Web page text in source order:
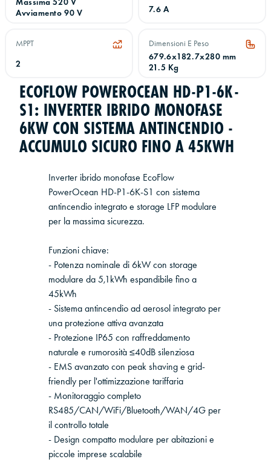
Massima 520 V
Avviamento 90 V
7.6 A
MPPT
2
Dimensioni E Peso
679.6x182.7x280 mm
21.5 Kg
ECOFLOW POWEROCEAN HD-P1-6K-
S1: INVERTER IBRIDO MONOFASE
6KW CON SISTEMA ANTINCENDIO -
ACCUMULO SICURO FINO A 45KWH
Inverter ibrido monofase EcoFlow
PowerOcean HD-P1-6K-S1 con sistema
antincendio integrato e storage LFP modulare
per la massima sicurezza.
Funzioni chiave:
- Potenza nominale di 6kW con storage
modulare da 5,1kWh espandibile fino a
45kWh
- Sistema antincendio ad aerosol integrato per
una protezione attiva avanzata
- Protezione IP65 con raffreddamento
naturale e rumorosità ≤40dB silenziosa
- EMS avanzato con peak shaving e grid-
friendly per l'ottimizzazione tariffaria
- Monitoraggio completo
RS485/CAN/WiFi/Bluetooth/WAN/4G per
il controllo totale
- Design compatto modulare per abitazioni e
piccole imprese scalabile